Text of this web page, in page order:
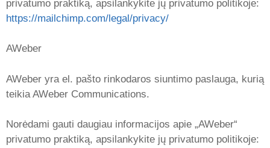
privatumo praktiką, apsilankykite jų privatumo politikoje:
https://mailchimp.com/legal/privacy/
AWeber
AWeber yra el. pašto rinkodaros siuntimo paslauga, kurią
teikia AWeber Communications.
Norėdami gauti daugiau informacijos apie „AWeber“
privatumo praktiką, apsilankykite jų privatumo politikoje: